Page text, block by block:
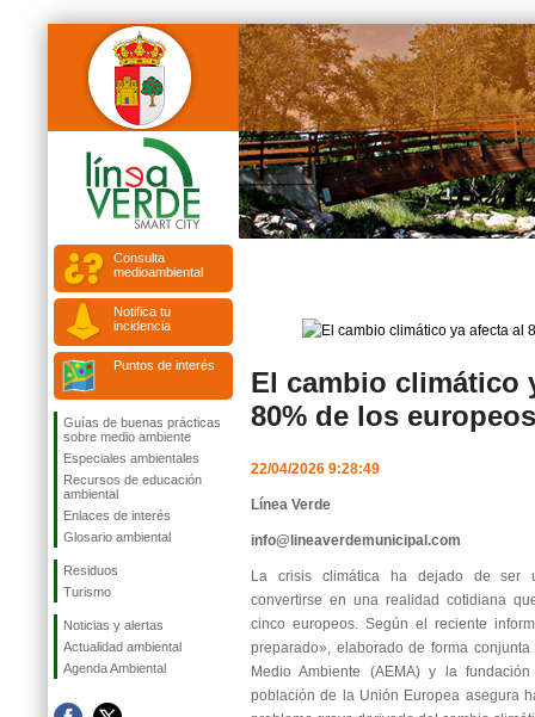
Consulta
medioambiental
Notifica tu
incidencia
Puntos de interés
Guías de buenas prácticas
sobre medio ambiente
Especiales ambientales
Recursos de educación
ambiental
Enlaces de interés
Glosario ambiental
Residuos
Turismo
Noticias y alertas
Actualidad ambiental
Agenda Ambiental
El cambio climático
80% de los europeos
22/04/2026 9:28:49
Línea Verde
info@lineaverdemunicipal.com
La crisis climática ha dejado de ser
convertirse en una realidad cotidiana
cinco europeos. Según el reciente
preparado», elaborado de forma
Medio Ambiente (AEMA) y la
población de la Unión Europea asegura